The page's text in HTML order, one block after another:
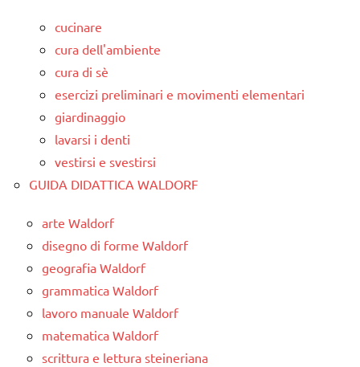
cucinare
cura dell'ambiente
cura di sè
esercizi preliminari e movimenti elementari
giardinaggio
lavarsi i denti
vestirsi e svestirsi
GUIDA DIDATTICA WALDORF
arte Waldorf
disegno di forme Waldorf
geografia Waldorf
grammatica Waldorf
lavoro manuale Waldorf
matematica Waldorf
scrittura e lettura steineriana